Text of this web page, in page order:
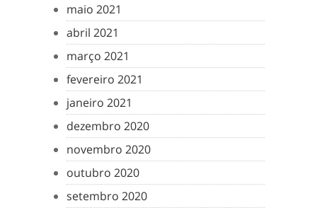
maio 2021
abril 2021
março 2021
fevereiro 2021
janeiro 2021
dezembro 2020
novembro 2020
outubro 2020
setembro 2020